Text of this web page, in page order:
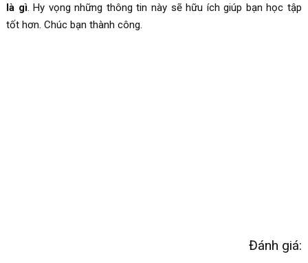
là gì. Hy vọng những thông tin này sẽ hữu ích giúp bạn học tập
tốt hơn. Chúc bạn thành công.
Đánh giá: